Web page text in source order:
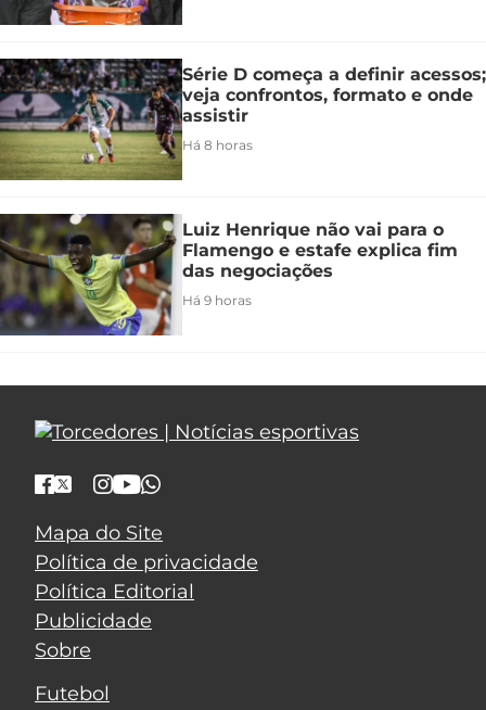
Série D começa a definir acessos;
veja confrontos, formato e onde
assistir
Há 8 horas
Luiz Henrique não vai para o
Flamengo e estafe explica fim
das negociações
Há 9 horas
Mapa do Site
Política de privacidade
Política Editorial
Publicidade
Sobre
Futebol